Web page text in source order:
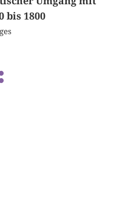
bis 1800